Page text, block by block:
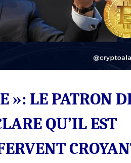
EST
DÉSORMAIS
FERVENT
CROYANT
DU
»: LE PATRON
QU’IL EST